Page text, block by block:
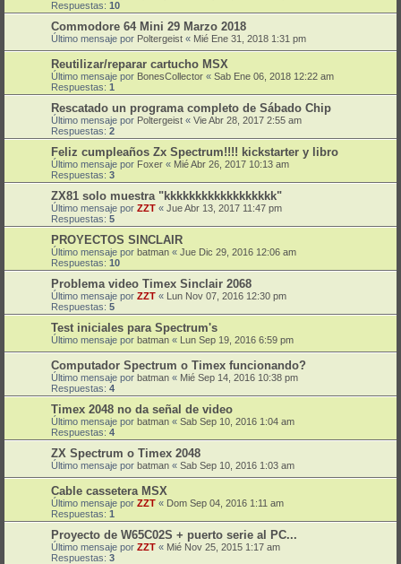
Respuestas: 10
Commodore 64 Mini 29 Marzo 2018
Último mensaje por Poltergeist « Mié Ene 31, 2018 1:31 pm
Reutilizar/reparar cartucho MSX
Último mensaje por BonesCollector « Sab Ene 06, 2018 12:22 am
Respuestas: 1
Rescatado un programa completo de Sábado Chip
Último mensaje por Poltergeist « Vie Abr 28, 2017 2:55 am
Respuestas: 2
Feliz cumpleaños Zx Spectrum!!!! kickstarter y libro
Último mensaje por Foxer « Mié Abr 26, 2017 10:13 am
Respuestas: 3
ZX81 solo muestra "kkkkkkkkkkkkkkkkkk"
Último mensaje por ZZT « Jue Abr 13, 2017 11:47 pm
Respuestas: 5
PROYECTOS SINCLAIR
Último mensaje por batman « Jue Dic 29, 2016 12:06 am
Respuestas: 10
Problema video Timex Sinclair 2068
Último mensaje por ZZT « Lun Nov 07, 2016 12:30 pm
Respuestas: 5
Test iniciales para Spectrum's
Último mensaje por batman « Lun Sep 19, 2016 6:59 pm
Computador Spectrum o Timex funcionando?
Último mensaje por batman « Mié Sep 14, 2016 10:38 pm
Respuestas: 4
Timex 2048 no da señal de video
Último mensaje por batman « Sab Sep 10, 2016 1:04 am
Respuestas: 4
ZX Spectrum o Timex 2048
Último mensaje por batman « Sab Sep 10, 2016 1:03 am
Cable cassetera MSX
Último mensaje por ZZT « Dom Sep 04, 2016 1:11 am
Respuestas: 1
Proyecto de W65C02S + puerto serie al PC...
Último mensaje por ZZT « Mié Nov 25, 2015 1:17 am
Respuestas: 3